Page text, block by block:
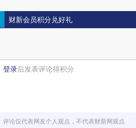
财新会员积分兑好礼
登录后发表评论得积分
评论仅代表网友个人观点，不代表财新网观点